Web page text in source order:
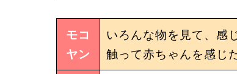
モコ
ヤン
いろんな物を見て、感
触って赤ちゃんを感じ